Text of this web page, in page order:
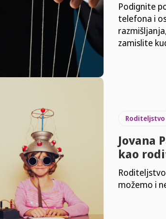
Podignite
telefona i
zamislite
Roditeljstvo
Jovana
kao
možemo i